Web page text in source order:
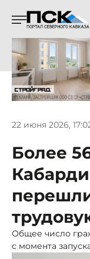
22 июня 2026,
Более
Общее число
с момента